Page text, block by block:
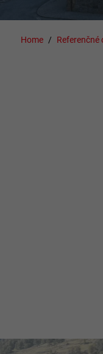
Home Referenčné